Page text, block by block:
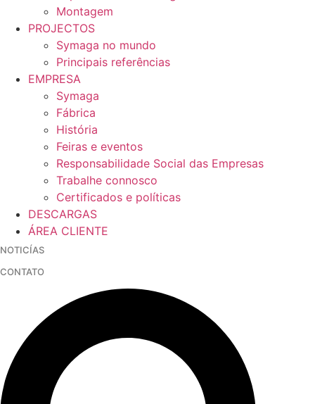
Montagem
PROJECTOS
Symaga no mundo
Principais referências
EMPRESA
Symaga
Fábrica
História
Feiras e eventos
Responsabilidade Social das Empresas
Trabalhe connosco
Certificados e políticas
DESCARGAS
ÁREA CLIENTE
NOTICÍAS
CONTATO